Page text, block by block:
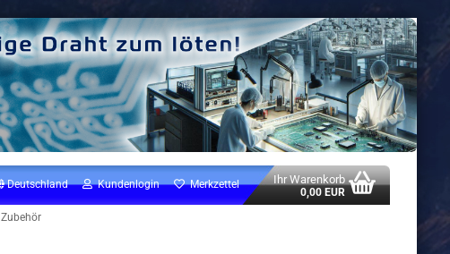
Ihr Warenkorb
0,00 EUR
Deutschland Kundenlogin Merkzettel
Zubehör